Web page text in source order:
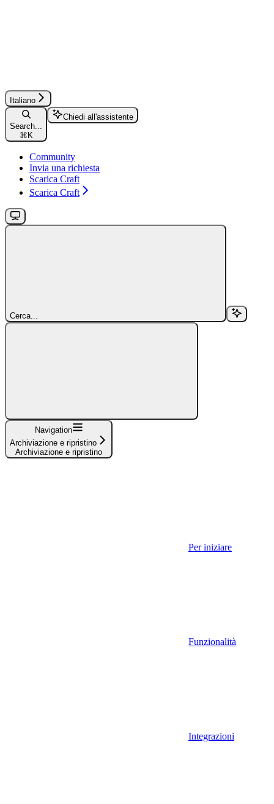
Italiano
Search...
⌘K
Chiedi all'assistente
Community
Invia una richiesta
Scarica Craft
Scarica Craft
Cerca...
Navigation
Archiviazione e ripristino
Archiviazione e ripristino
Per iniziare
Funzionalità
Integrazioni